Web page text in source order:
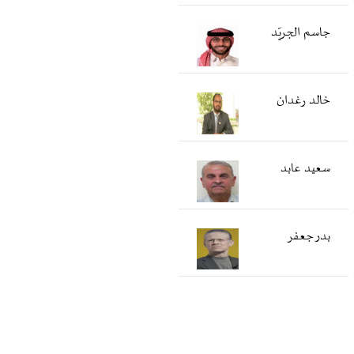
جاسم الجريّد
خالد رغدان
سعید عابد
بدر جعفر